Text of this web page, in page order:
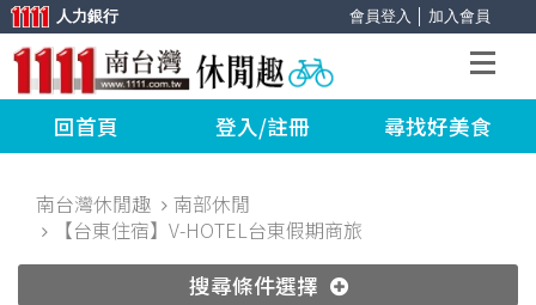
會員登入 加入會員
人力銀行
回首頁 登入/註冊 尋找好美食
南台灣休閒趣
南部休閒
【台東住宿】V-HOTEL台東假期商旅
搜尋條件選擇